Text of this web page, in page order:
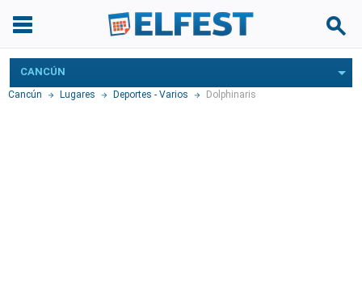
CANCÚN
Cancún Lugares Deportes - Varios Dolphinaris